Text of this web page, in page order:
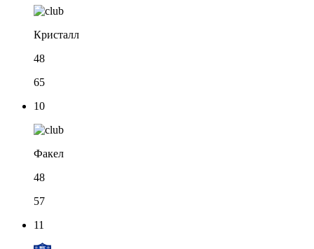
Кристалл
48
65
10
Факел
48
57
11